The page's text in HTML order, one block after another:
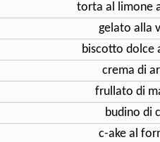
torta al limone
gelato alla
biscotto dolce
crema di
frullato di
budino di
c-ake al